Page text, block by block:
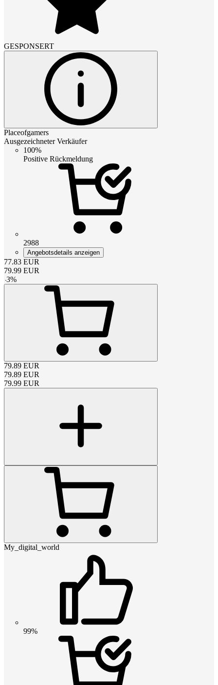
GESPONSERT
Placeofgamers
Ausgezeichneter Verkäufer
100%
Positive Rückmeldung
2988
Angebotsdetails anzeigen
77.83 EUR
79.99 EUR
-3%
79.89 EUR
79.89 EUR
79.99 EUR
My_digital_world
99%